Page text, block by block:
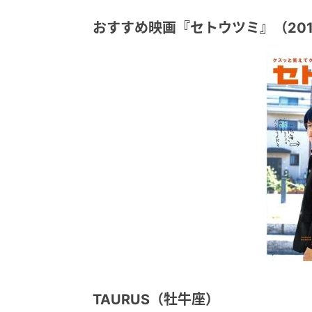
おすすめ映画『セトウツミ』（
TAURUS（牡牛座）